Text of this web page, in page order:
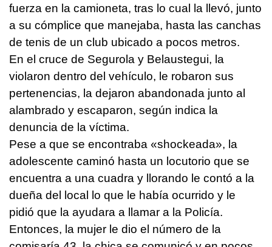
fuerza en la camioneta, tras lo cual la llevó, junto
a su cómplice que manejaba, hasta las canchas
de tenis de un club ubicado a pocos metros.
En el cruce de Segurola y Belaustegui, la
violaron dentro del vehículo, le robaron sus
pertenencias, la dejaron abandonada junto al
alambrado y escaparon, según indica la
denuncia de la víctima.
Pese a que se encontraba «shockeada», la
adolescente caminó hasta un locutorio que se
encuentra a una cuadra y llorando le contó a la
dueña del local lo que le había ocurrido y le
pidió que la ayudara a llamar a la Policía.
Entonces, la mujer le dio el número de la